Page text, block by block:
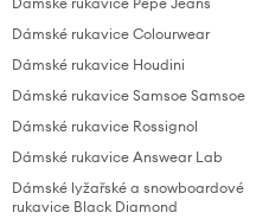
Dámské rukavice Colourwear
Dámské rukavice Houdini
Dámské rukavice Samsoe Samsoe
Dámské rukavice Rossignol
Dámské rukavice Answear Lab
Dámské lyžařské a snowboardové
rukavice Black Diamond